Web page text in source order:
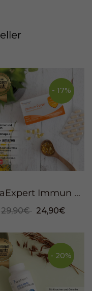
- 17%
SanaExpert Immun Forte, 90 Kapseln
29,90€ 24,90€
- 20%